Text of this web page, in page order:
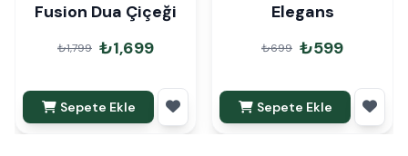
Fusion Dua Çiçeği
₺1,799 ₺1,699
Sepete Ekle
Elegans
₺699 ₺599
Sepete Ekle